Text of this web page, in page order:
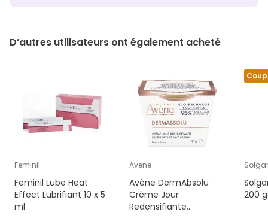
D’autres utilisateurs ont également acheté
Feminil
Feminil Lube Heat
Effect Lubrifiant 10 x 5
ml
Avene
Avène DermAbsolu
Crème Jour
Redensifiante
Solgar
200